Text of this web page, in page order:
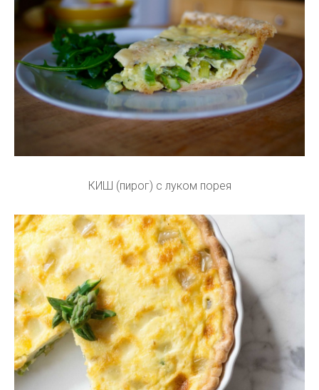
КИШ (пирог) с луком порея